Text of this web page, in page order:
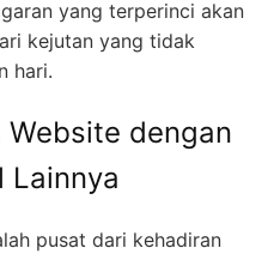
yang terperinci akan
kejutan yang tidak
hari.
dengan
Lainnya
pusat dari kehadiran